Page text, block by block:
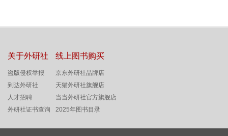
关于外研社
盗版侵权举报
到达外研社
人才招聘
外研社证书查询
线上图书购买
京东外研社品牌店
天猫外研社旗舰店
当当外研社官方旗舰店
2025年图书目录